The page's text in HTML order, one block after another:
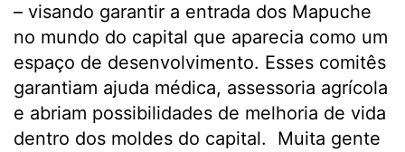
– visando garantir a entrada dos Mapuche
no mundo do capital que aparecia como um
espaço de desenvolvimento. Esses comitês
garantiam ajuda médica, assessoria agrícola
e abriam possibilidades de melhoria de vida
dentro dos moldes do capital. Muita gente